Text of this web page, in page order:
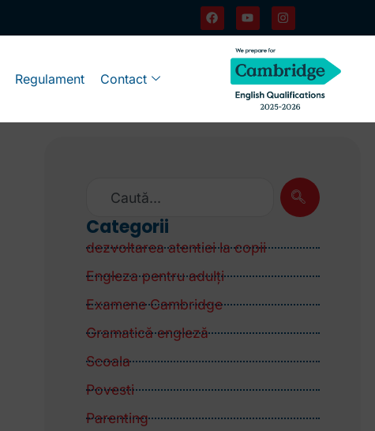
Regulament Contact
Categorii
dezvoltarea atentiei la copii
Engleza pentru adulţi
Examene Cambridge
Gramatică engleză
Scoala
Povesti
Parenting